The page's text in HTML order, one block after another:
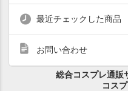
最近チェックした商品
お問い合わせ
総合コスプレ通販
コス